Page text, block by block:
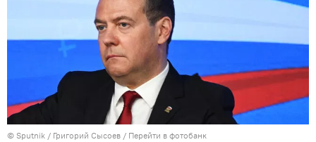
© Sputnik / Григорий Сысоев / Перейти в фотобанк